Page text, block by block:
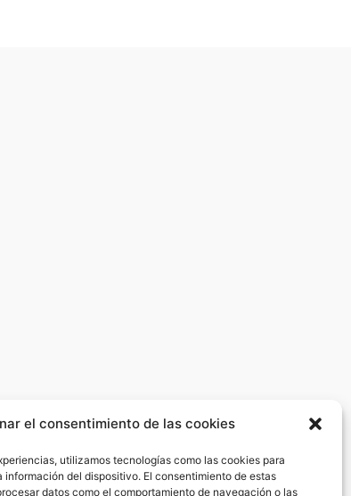
el consentimiento de las cookies
utilizamos tecnologías como las cookies para
información del dispositivo. El consentimiento de estas
datos como el comportamiento de navegación o las